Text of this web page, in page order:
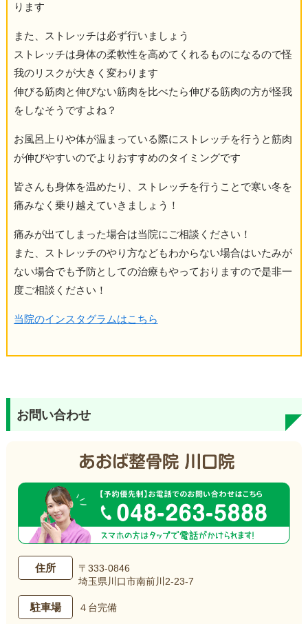
ります
また、ストレッチは必ず行いましょう
ストレッチは身体の柔軟性を高めてくれるものになるので怪
我のリスクが大きく変わります
伸びる筋肉と伸びない筋肉を比べたら伸びる筋肉の方が怪我
をしなそうですよね？
お風呂上りや体が温まっている際にストレッチを行うと筋肉
が伸びやすいのでよりおすすめのタイミングです
皆さんも身体を温めたり、ストレッチを行うことで寒い冬を
痛みなく乗り越えていきましょう！
痛みが出てしまった場合は当院にご相談ください！
また、ストレッチのやり方などもわからない場合はいたみが
ない場合でも予防としての治療もやっておりますので是非一
度ご相談ください！
当院のインスタグラムはこちら
お問い合わせ
住所
〒333-0846
埼玉県川口市南前川2-23-7
駐車場 ４台完備